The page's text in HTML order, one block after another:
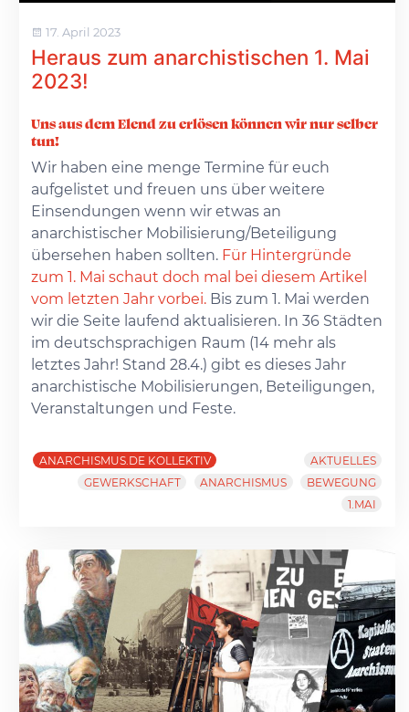
17. April 2023
Heraus zum anarchistischen 1. Mai
2023!
Uns aus dem Elend zu erlösen können wir nur selber
tun!
Wir haben eine menge Termine für euch
aufgelistet und freuen uns über weitere
Einsendungen wenn wir etwas an
anarchistischer Mobilisierung/Beteiligung
übersehen haben sollten. Für Hintergründe
zum 1. Mai schaut doch mal bei diesem Artikel
vom letzten Jahr vorbei.Bis zum 1. Mai werden
wir die Seite laufend aktualisieren. In 36 Städten
im deutschsprachigen Raum (14 mehr als
letztes Jahr! Stand 28.4.) gibt es dieses Jahr
anarchistische Mobilisierungen, Beteiligungen,
Veranstaltungen und Feste.
ANARCHISMUS.DE KOLLEKTIV
AKTUELLES
GEWERKSCHAFT
ANARCHISMUS
BEWEGUNG
1.MAI